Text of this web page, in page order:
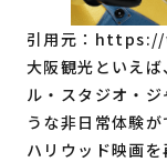
引用元： https://
大阪観光といえ
ル・スタジオ・
うな非日常体験が
ハリウッド映画を